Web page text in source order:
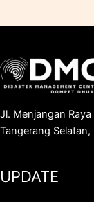
Jl. Menjangan
Tangerang Selatan,
UPDATE